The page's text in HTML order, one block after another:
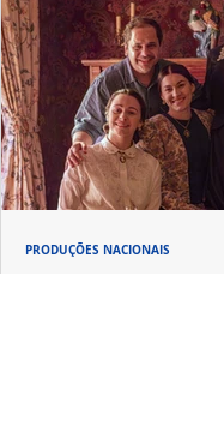
PRODUÇÕES NACIONAIS